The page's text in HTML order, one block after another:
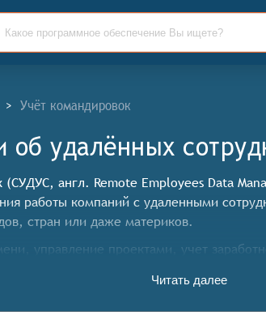
> Учёт командировок
удалённых
англ. Remote Employees Data
работы компаний с удаленными
стран или даже материков.
управление проектами, учет
функциональные возможности:
Читать далее